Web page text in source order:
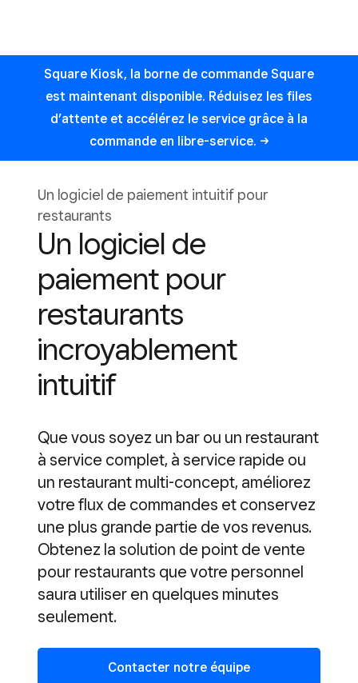
Square Kiosk, la borne de commande Square
est maintenant disponible. Réduisez les files
d’attente et accélérez le service grâce à la
commande en libre-service.
Un logiciel de paiement intuitif pour
restaurants
Un logiciel de
paiement pour
restaurants
incroyablement
intuitif
Que vous soyez un bar ou un restaurant
à service complet, à service rapide ou
un restaurant multi-concept, améliorez
votre flux de commandes et conservez
une plus grande partie de vos revenus.
Obtenez la solution de point de vente
pour restaurants que votre personnel
saura utiliser en quelques minutes
seulement.
Contacter notre équipe